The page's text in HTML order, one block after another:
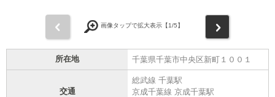
画像タップで拡大表示【1/5】
所在地 千葉県千葉市中央区新町１００１
交通
総武線 千葉駅
京成千葉線 京成千葉駅